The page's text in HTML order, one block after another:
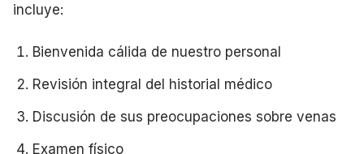
incluye:
Bienvenida cálida de nuestro personal
Revisión integral del historial médico
Discusión de sus preocupaciones sobre venas
Examen físico